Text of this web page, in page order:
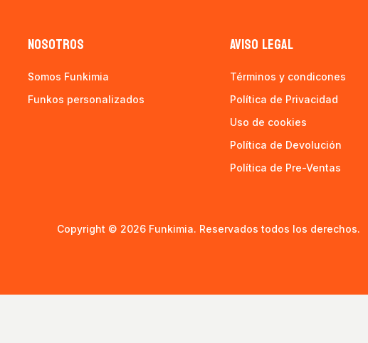
NOSOTROS
Somos Funkimia
Funkos personalizados
AVISO LEGAL
Términos y condicones
Política de Privacidad
Uso de cookies
Política de Devolución
Política de Pre-Ventas
Copyright © 2026 Funkimia. Reservados todos los derechos.